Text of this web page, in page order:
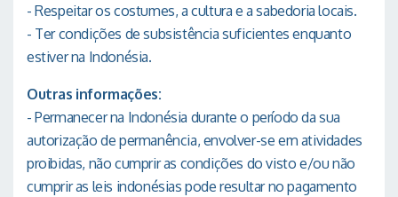
- Respeitar os costumes, a cultura e a sabedoria locais.
- Ter condições de subsistência suficientes enquanto
estiver na Indonésia.
Outras informações:
- Permanecer na Indonésia durante o período da sua
autorização de permanência, envolver-se em atividades
proibidas, não cumprir as condições do visto e/ou não
cumprir as leis indonésias pode resultar no pagamento